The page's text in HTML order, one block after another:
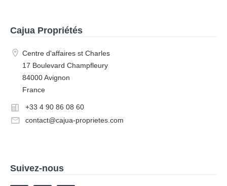
Cajua Propriétés
Centre d'affaires st Charles
17 Boulevard Champfleury
84000 Avignon
France
+33 4 90 86 08 60
contact@cajua-proprietes.com
Suivez-nous